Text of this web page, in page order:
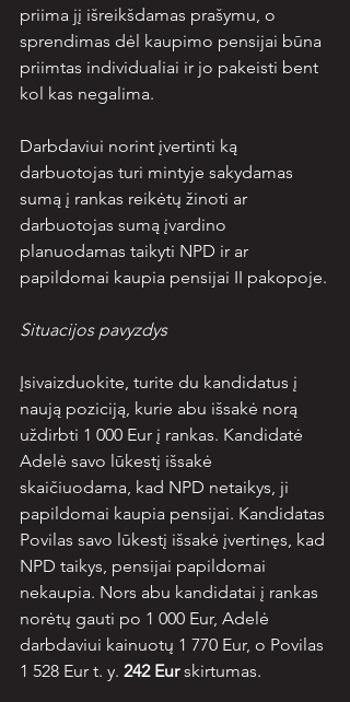
priima jį išreikšdamas prašymu, o
sprendimas dėl kaupimo pensijai būna
priimtas individualiai ir jo pakeisti bent
kol kas negalima.
Darbdaviui norint įvertinti ką
darbuotojas turi mintyje sakydamas
sumą į rankas reikėtų žinoti ar
darbuotojas sumą įvardino
planuodamas taikyti NPD ir ar
papildomai kaupia pensijai II pakopoje.
Situacijos pavyzdys
Įsivaizduokite, turite du kandidatus į
naują poziciją, kurie abu išsakė norą
uždirbti 1 000 Eur į rankas. Kandidatė
Adelė savo lūkestį išsakė
skaičiuodama, kad NPD netaikys, ji
papildomai kaupia pensijai. Kandidatas
Povilas savo lūkestį išsakė įvertinęs, kad
NPD taikys, pensijai papildomai
nekaupia. Nors abu kandidatai į rankas
norėtų gauti po 1 000 Eur, Adelė
darbdaviui kainuotų 1 770 Eur, o Povilas
1 528 Eur t. y. 242 Eur skirtumas.